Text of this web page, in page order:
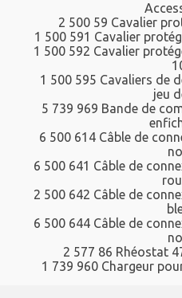
2 500 59 Cavalier
1 500 591 Cavalier
1 500 592 Cavalier
1 500 595 Cavaliers de
jeu
5 739 969 Bande de
6 500 614 Câble de
6 500 641 Câble de
2 500 642 Câble de
6 500 644 Câble de
2 577 86 Rhéostat
1 739 960 Chargeur